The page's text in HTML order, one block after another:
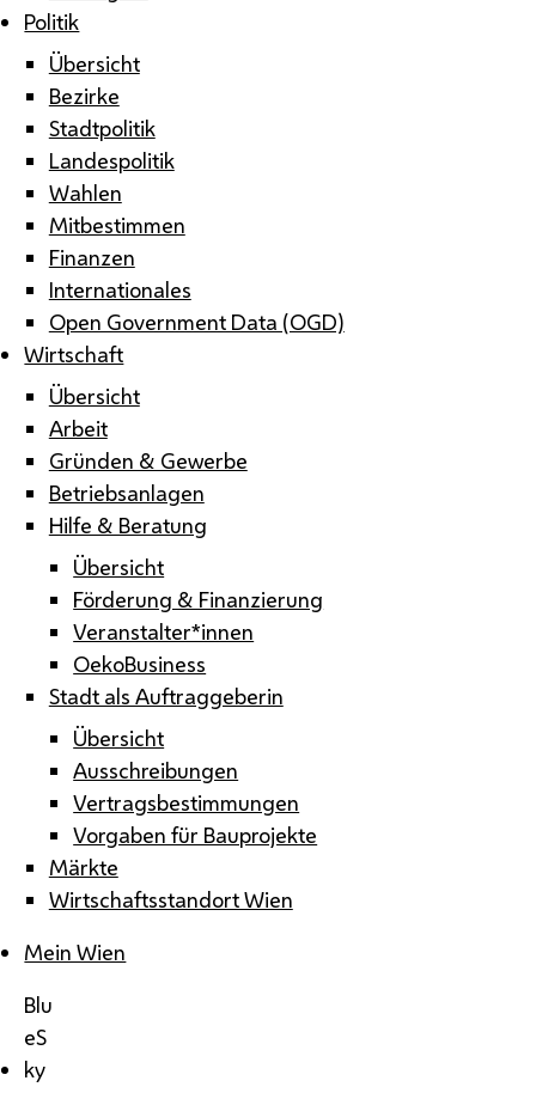
Politik
Übersicht
Bezirke
Stadtpolitik
Landespolitik
Wahlen
Mitbestimmen
Finanzen
Internationales
Open Government Data (OGD)
Wirtschaft
Übersicht
Arbeit
Gründen & Gewerbe
Betriebsanlagen
Hilfe & Beratung
Übersicht
Förderung & Finanzierung
Veranstalter*innen
OekoBusiness
Stadt als Auftraggeberin
Übersicht
Ausschreibungen
Vertragsbestimmungen
Vorgaben für Bauprojekte
Märkte
Wirtschaftsstandort Wien
Mein Wien
Blu
eS
ky